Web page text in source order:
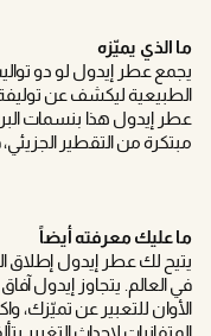
ما الذي يميّزه
يجمع عطر إيدول لو دو
الطبيعية ليكشف عن
عطر إيدول هذا بنسمات
مبتكرة من التقطير
ما عليك معرفته أيضاً
يتيح لك عطر إيدول
في العالم. يتجاوز إيدول
الأوان للتعبير عن تميّزك،
المتفانيات لإحداث